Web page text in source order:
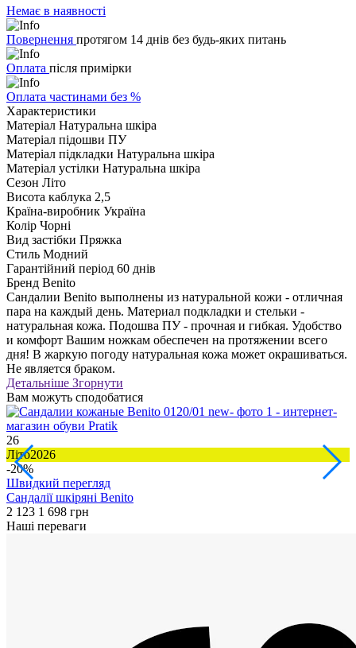
Немає в наявності
Повернення протягом 14 днів без будь-яких питань
Оплата після примірки
Оплата частинами без %
Характеристики
Матеріал Натуральна шкіра
Матеріал підошви ПУ
Матеріал підкладки Натуральна шкіра
Матеріал устілки Натуральна шкіра
Сезон Літо
Висота каблука 2,5
Країна-виробник Україна
Колір Чорні
Вид застібки Пряжка
Стиль Модний
Гарантійний період 60 днів
Бренд Benito
Сандалии Benito выполнены из натуральной кожи - отличная
пара на каждый день. Материал подкладки и стельки -
натуральная кожа. Подошва ПУ - прочная и гибкая. Удобство
и комфорт Вашим ножкам обеспечен на протяжении всего
дня! В жаркую погоду натуральная кожа может окрашиваться.
Не является браком.
Детальніше Згорнути
Вам можуть сподобатися
26
Літо2026
-20%
Швидкий перегляд
Сандалії шкіряні Benito
2 123 1 698 грн
Наші переваги